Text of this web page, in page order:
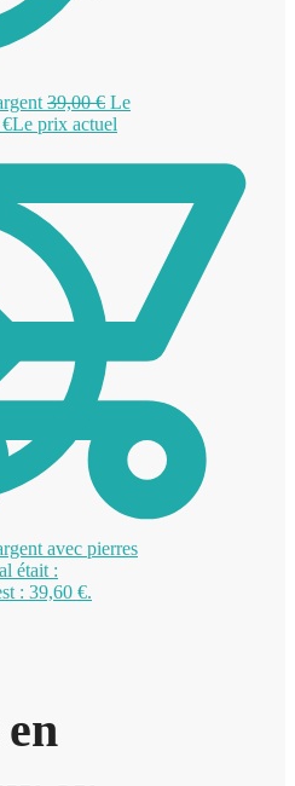
39,00€ Le
€Le prix actuel
avec pierres
était :
: 39,60 €.